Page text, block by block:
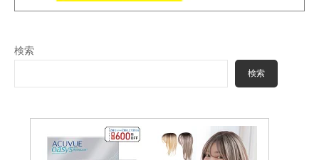
検索
検索